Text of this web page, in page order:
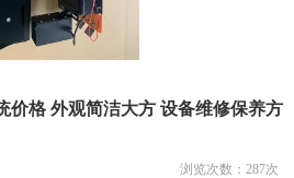
价格 外观简洁大方 设备维修保养方
浏览次数： 287次